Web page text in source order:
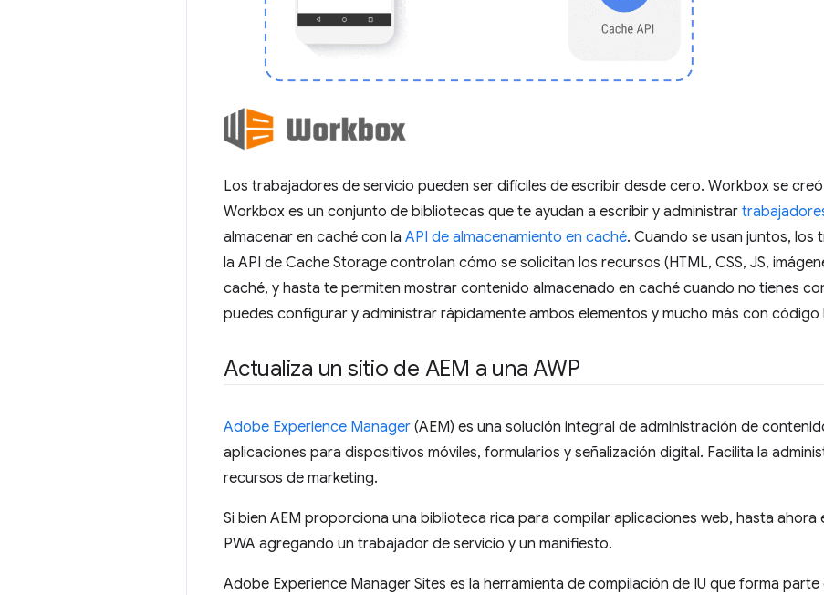
Los trabajadores de servicio pueden ser difíciles de escribir desde cero. Workbox se
Workbox es un conjunto de bibliotecas que te ayudan a escribir y administrar
almacenar en caché con la API de almacenamiento en caché. Cuando se usan juntos, los
la API de Cache Storage controlan cómo se solicitan los recursos (HTML, CSS, JS,
caché, y hasta te permiten mostrar contenido almacenado en caché cuando no tienes
puedes configurar y administrar rápidamente ambos elementos y mucho más con
Actualiza un sitio de AEM a una AWP
Adobe Experience Manager (AEM) es una solución integral de administración de
aplicaciones para dispositivos móviles, formularios y señalización digital. Facilita la
recursos de marketing.
Si bien AEM proporciona una biblioteca rica para compilar aplicaciones web, hasta ahora
PWA agregando un trabajador de servicio y un manifiesto.
Adobe Experience Manager Sites es la herramienta de compilación de IU que forma